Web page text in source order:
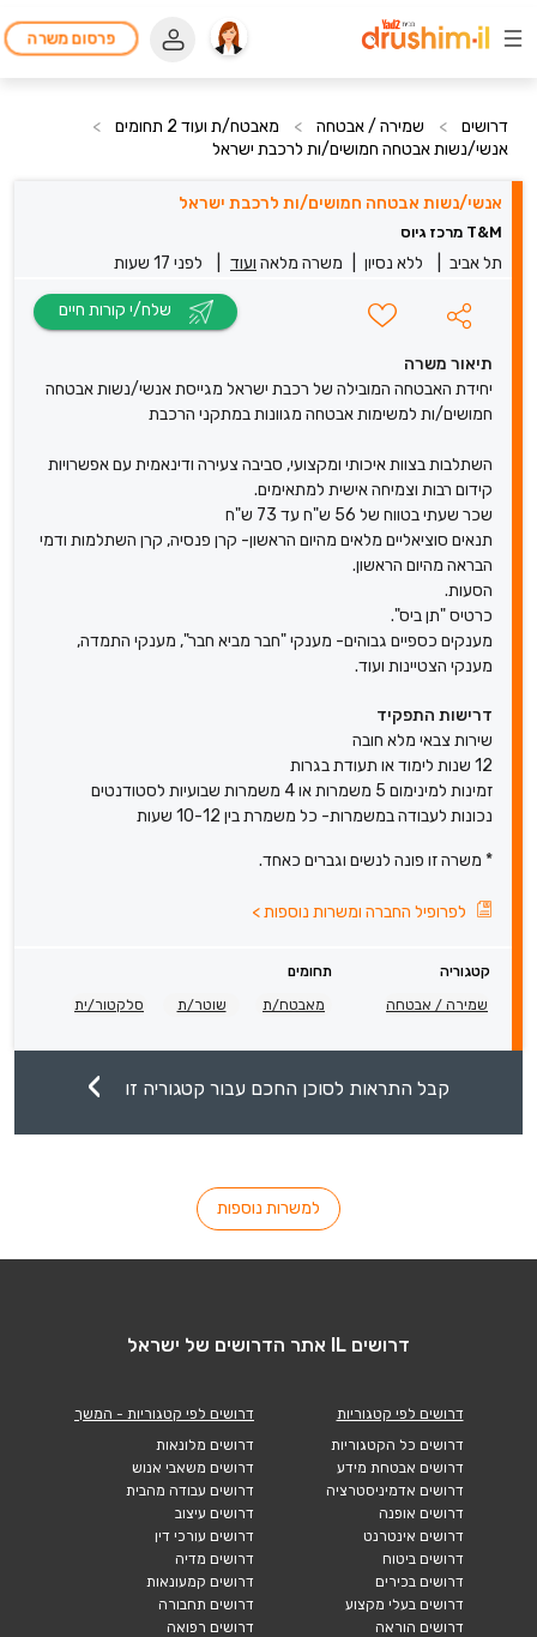
פרסום משרה
דרושים > שמירה / אבטחה > מאבטח/ת ועוד 2 תחומים
>
אנשי/נשות אבטחה חמושים/ות לרכבת ישראל
אנשי/נשות אבטחה חמושים/ות לרכבת ישראל
T&M מרכז גיוס
תל אביב ללא נסיון משרה מלאה ועוד לפני 17 שעות
תיאור משרה
יחידת האבטחה המובילה של רכבת ישראל מגייסת אנשי/נשות אבטחה
חמושים/ות למשימות אבטחה מגוונות במתקני הרכבת
השתלבות בצוות איכותי ומקצועי, סביבה צעירה ודינאמית עם אפשרויות
קידום רבות וצמיחה אישית למתאימים.
שכר שעתי בטווח של 56 ש"ח עד 73 ש"ח
תנאים סוציאליים מלאים מהיום הראשון- קרן פנסיה, קרן השתלמות ודמי
הבראה מהיום הראשון.
הסעות.
כרטיס "תן ביס".
מענקים כספיים גבוהים- מענקי "חבר מביא חבר", מענקי התמדה,
מענקי הצטיינות ועוד.
דרישות התפקיד
שירות צבאי מלא חובה
12 שנות לימוד או תעודת בגרות
זמינות למינימום 5 משמרות או 4 משמרות שבועיות לסטודנטים
נכונות לעבודה במשמרות- כל משמרת בין 10-12 שעות
* משרה זו פונה לנשים וגברים כאחד.
לפרופיל החברה ומשרות נוספות>
קטגוריה
תחומים
שמירה / אבטחה
מאבטח/ת שוטר/ת סלקטור/ית
קבל התראות לסוכן החכם עבור קטגוריה זו
למשרות נוספות
דרושים IL אתר הדרושים של ישראל
דרושים לפי קטגוריות
דרושים כל הקטגוריות
דרושים אבטחת מידע
דרושים אדמיניסטרציה
דרושים אופנה
דרושים אינטרנט
דרושים ביטוח
דרושים בכירים
דרושים בעלי מקצוע
דרושים הוראה
דרושים לפי קטגוריות - המשך
דרושים מלונאות
דרושים משאבי אנוש
דרושים עבודה מהבית
דרושים עיצוב
דרושים עורכי דין
דרושים מדיה
דרושים קמעונאות
דרושים תחבורה
דרושים רפואה